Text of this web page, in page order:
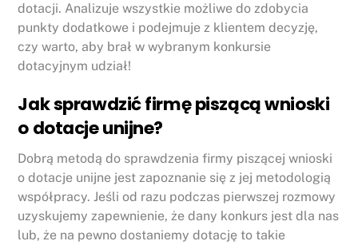
dotacji. Analizuje wszystkie możliwe do zdobycia
punkty dodatkowe i podejmuje z klientem decyzję,
czy warto, aby brał w wybranym konkursie
dotacyjnym udział!
Jak sprawdzić firmę piszącą wnioski
o dotacje unijne?
Dobrą metodą do sprawdzenia firmy piszącej wnioski
o dotacje unijne jest zapoznanie się z jej metodologią
współpracy. Jeśli od razu podczas pierwszej rozmowy
uzyskujemy zapewnienie, że dany konkurs jest dla nas
lub, że na pewno dostaniemy dotację to takie